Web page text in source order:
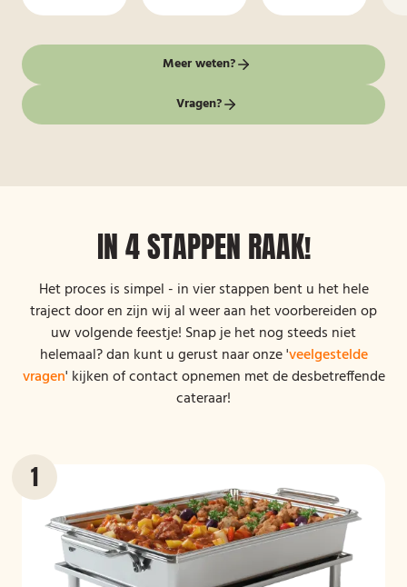
Meer weten?
Vragen?
IN 4 STAPPEN RAAK!
Het proces is simpel - in vier stappen bent u het hele
traject door en zijn wij al weer aan het voorbereiden op
uw volgende feestje! Snap je het nog steeds niet
helemaal? dan kunt u gerust naar onze 'veelgestelde
vragen' kijken of contact opnemen met de desbetreffende
cateraar!